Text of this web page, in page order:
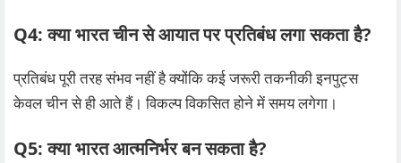
Q4: क्या भारत चीन से आयात पर प्रतिबंध लगा सकता है?
प्रतिबंध पूरी तरह संभव नहीं है क्योंकि कई जरूरी तकनीकी इनपुट्स
केवल चीन से ही आते हैं। विकल्प विकसित होने में समय लगेगा।
Q5: क्या भारत आत्मनिर्भर बन सकता है?